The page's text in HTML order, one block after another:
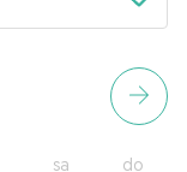
sa do